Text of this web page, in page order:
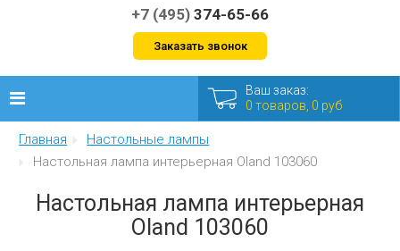
+7 (495) 374-65-66
Заказать звонок
Люстры
Интерьерные
Ваш заказ:
0 товаров, 0 руб
Главная
Настольные лампы
Настольная лампа интерьерная Oland 103060
Настольная лампа интерьерная
Oland 103060